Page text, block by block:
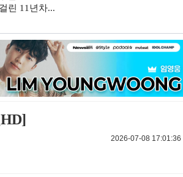
린 11년차...
2026-07-08 17:01:36